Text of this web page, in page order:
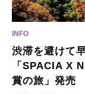
渋滞を避けて
「SPACIA X
賞の旅」発売